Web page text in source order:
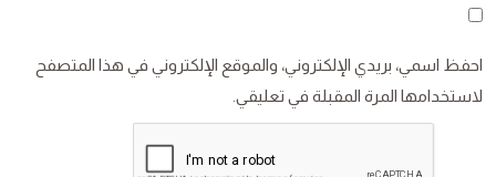
احفظ اسمي، بريدي الإلكتروني، والموقع الإلكتروني في هذا المتصفح
لاستخدامها المرة المقبلة في تعليقي.